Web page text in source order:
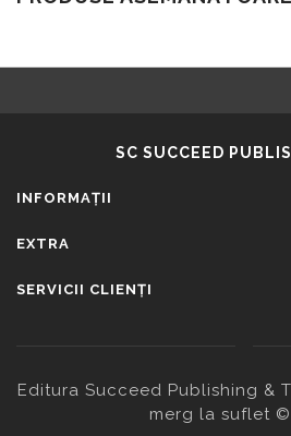
SC SUCCEED
INFORMAŢII
EXTRA
SERVICII CLIENŢI
Editura Succeed Publishing &
merg la suflet ©